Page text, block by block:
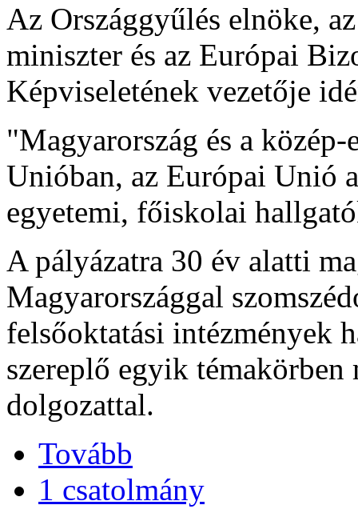
Az Országgyűlés elnöke,
miniszter és az Európai
Képviseletének vezetője
"Magyarország és a
Unióban, az Európai Unió
egyetemi, főiskolai
A pályázatra 30 év alatti
Magyarországgal
felsőoktatási intézmények
szereplő egyik
dolgozattal.
Tovább
1 csatolmány